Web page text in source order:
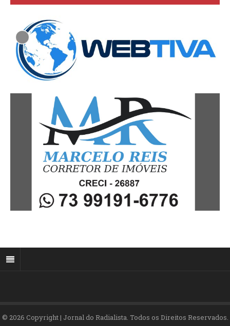
© 2026 Copyright | Jornal do Radialista. Todos os Direitos Reservados.